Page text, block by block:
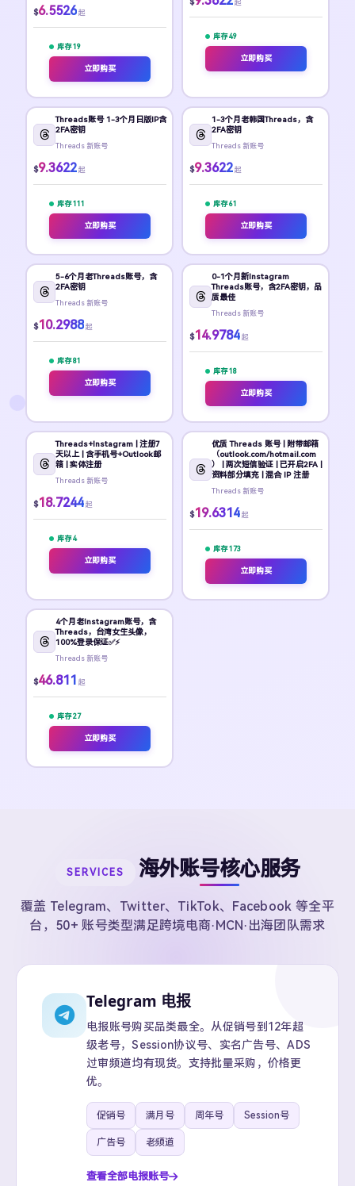
$6.5526 起
库存 19
立即购买
起
库存 49
立即购买
Threads账号 1-3个月日版IP含
2FA密钥
Threads 新账号
$9.3622 起
库存 111
立即购买
1-3个月老韩国Threads，含
2FA密钥
Threads 新账号
$9.3622 起
库存 61
立即购买
5-6个月老Threads账号，含
2FA密钥
Threads 新账号
$10.2988 起
库存 81
立即购买
0-1个月新Instagram
Threads账号，含2FA密钥，品
质最佳
Threads 新账号
$14.9784 起
库存 18
立即购买
Threads+Instagram | 注册7
天以上 | 含手机号+Outlook邮
箱 | 实体注册
Threads 新账号
$18.7244 起
库存 4
立即购买
优质 Threads 账号 | 附带邮箱
（outlook.com/hotmail.com
） | 两次短信验证 | 已开启2FA |
资料部分填充 | 混合 IP 注册
Threads 新账号
$19.6314 起
库存 173
立即购买
4个月老Instagram账号，含
Threads，台湾女生头像，
100%登录保证✅⚡
Threads 新账号
$46.811 起
库存 27
立即购买
SERVICES 海外账号核心服务
覆盖 Telegram、Twitter、TikTok、Facebook 等全平
台，50+ 账号类型满足跨境电商·MCN·出海团队需求
Telegram 电报
电报账号购买品类最全。从促销号到12年超
级老号，Session协议号、实名广告号、ADS
过审频道均有现货。支持批量采购，价格更
优。
促销号 满月号 周年号 Session号
广告号 老频道
查看全部电报账号